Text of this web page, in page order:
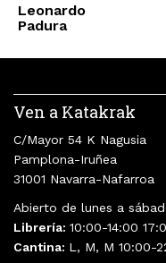
Leonardo
Padura
Ven a Katakrak
C/Mayor 54 K Nagusia
Pamplona-Iruñea
31001 Navarra-Nafarroa
Abierto de lunes a
Librería: 10:00-14:00
Cantina: L, M, M 10:00-